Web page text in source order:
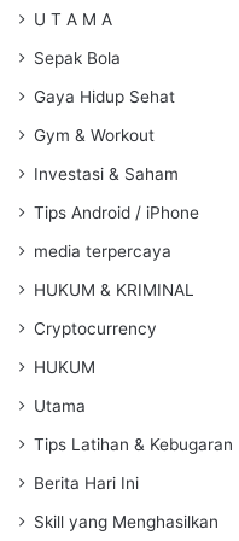
U T A M A
Sepak Bola
Gaya Hidup Sehat
Gym & Workout
Investasi & Saham
Tips Android / iPhone
media terpercaya
HUKUM & KRIMINAL
Cryptocurrency
HUKUM
Utama
Tips Latihan & Kebugaran
Berita Hari Ini
Skill yang Menghasilkan